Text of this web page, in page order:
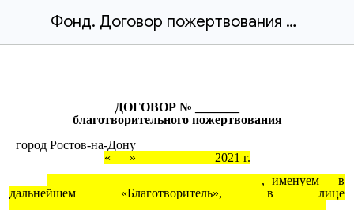
Фонд. Договор пожертвования ЮЛ
ДОГОВОР № _______
благотворительного пожертвования
город Ростов-на-Дону
«___» ___________ 2021 г.
, именуем__ в
дальнейшем «Благотворитель», в лице